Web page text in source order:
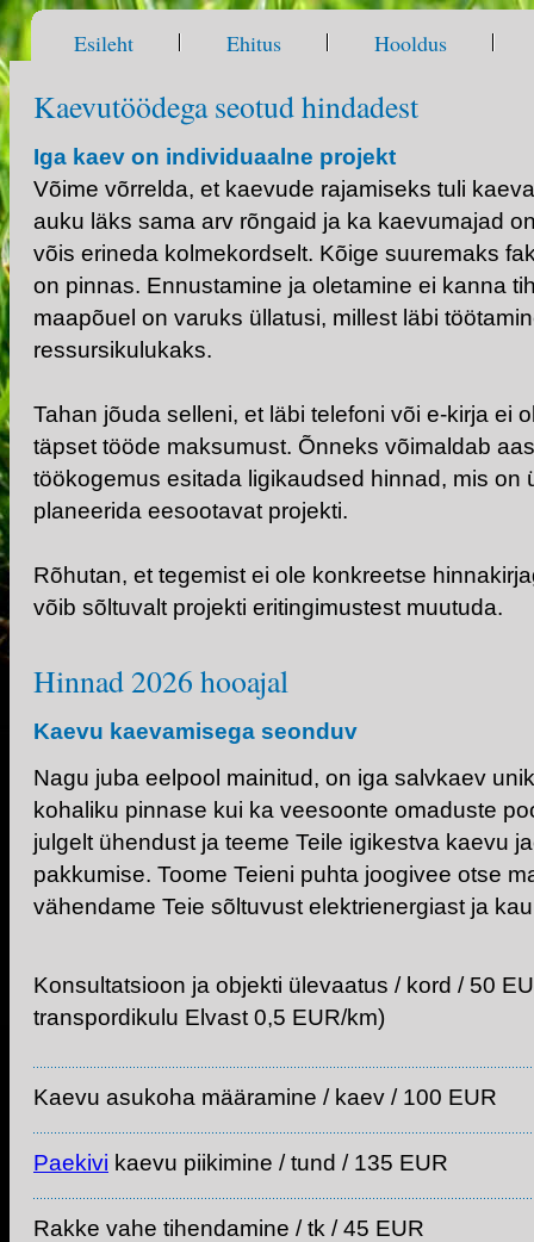
Esileht Ehitus Hooldus
Kaevutöödega seotud hindadest
Iga kaev on individuaalne projekt
Võime võrrelda, et kaevude rajamiseks tuli
auku läks sama arv rõngaid ja ka kaevumajad
võis erineda kolmekordselt. Kõige suuremaks
on pinnas. Ennustamine ja oletamine ei kanna
maapõuel on varuks üllatusi, millest läbi
ressursikulukaks.
Tahan jõuda selleni, et läbi telefoni või e-kirja ei
täpset tööde maksumust. Õnneks võimaldab
töökogemus esitada ligikaudsed hinnad, mis on
planeerida eesootavat projekti.
Rõhutan, et tegemist ei ole konkreetse
võib sõltuvalt projekti eritingimustest muutuda.
Hinnad 2026 hooajal
Kaevu kaevamisega seonduv
Nagu juba eelpool mainitud, on iga salvkaev
kohaliku pinnase kui ka veesoonte omaduste
julgelt ühendust ja teeme Teile igikestva kaevu
pakkumise. Toome Teieni puhta joogivee otse
vähendame Teie sõltuvust elektrienergiast ja
Konsultatsioon ja objekti ülevaatus / kord / 50
transpordikulu Elvast 0,5 EUR/km)
Kaevu asukoha määramine / kaev / 100 EUR
Paekivi kaevu piikimine / tund / 135 EUR
Rakke vahe tihendamine / tk / 45 EUR